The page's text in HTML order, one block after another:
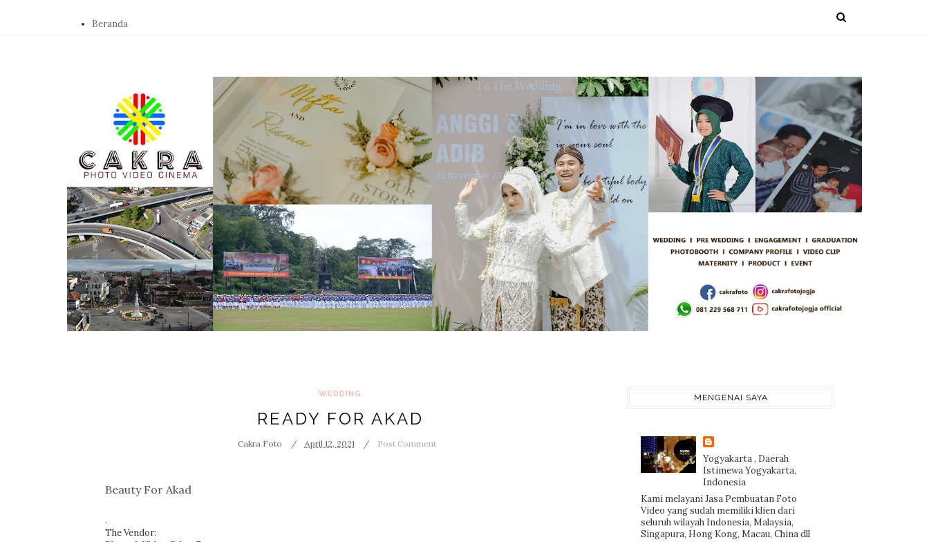
Beranda
WEDDING
READY FOR AKAD
Cakra Foto April 12, 2021 Post Comment
Beauty For Akad
.
The Vendor:
MENGENAI SAYA
Yogyakarta , Daerah
Istimewa Yogyakarta,
Indonesia
Kami melayani Jasa Pembuatan Foto
Video yang sudah memiliki klien dari
seluruh wilayah Indonesia, Malaysia,
Singapura, Hong Kong, Macau, China dll